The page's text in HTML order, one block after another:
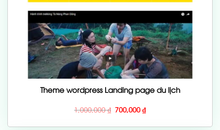
Theme wordpress Landing page du lịch
1,000,000₫ Giá
gốc
1,000,000 ₫.
700,000₫Giá
hiện
là: